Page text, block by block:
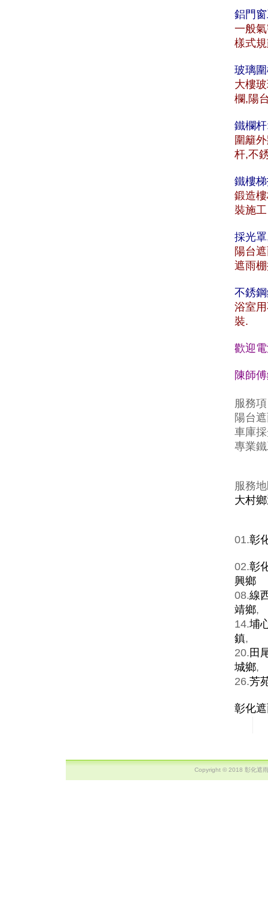
鋁門
一般
樣式
玻璃
大樓
欄,陽
鐵欄
圍籬
杆,不
鐵樓
鍛造
裝施工
採光
陽台
遮雨
不銹
浴室
裝.
歡迎
陳師
服務
陽台
車庫
專業
服務
大村
01.彰
02.彰
興鄉
08.線
靖鄉,
14.埔
鎮,
20. 田
城鄉,
26.芳
彰化
Copyright © 2018 彰化遮